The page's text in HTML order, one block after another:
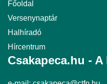
Főoldal
Versenynaptár
Halhíradó
Hírcentrum
Csakapeca.hu -